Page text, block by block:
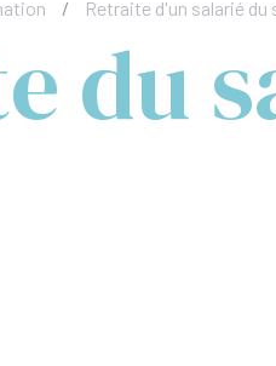
/ Retraite d'un salarié du
du